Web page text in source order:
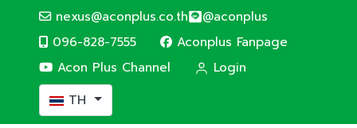
nexus@aconplus.co.th @aconplus
096-828-7555
Aconplus Fanpage
Acon Plus Channel
Login
เลือกภาษาของคุณ
TH